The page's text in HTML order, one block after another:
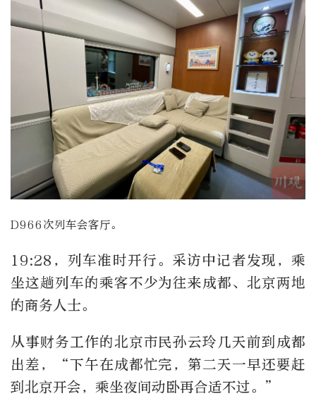
D966次列车会客厅。
19:28，列车准时开行。采访中记者发现，乘
坐这趟列车的乘客不少为往来成都、北京两地
的商务人士。
从事财务工作的北京市民孙云玲几天前到成都
出差，“下午在成都忙完，第二天一早还要赶
到北京开会，乘坐夜间动卧再合适不过。”